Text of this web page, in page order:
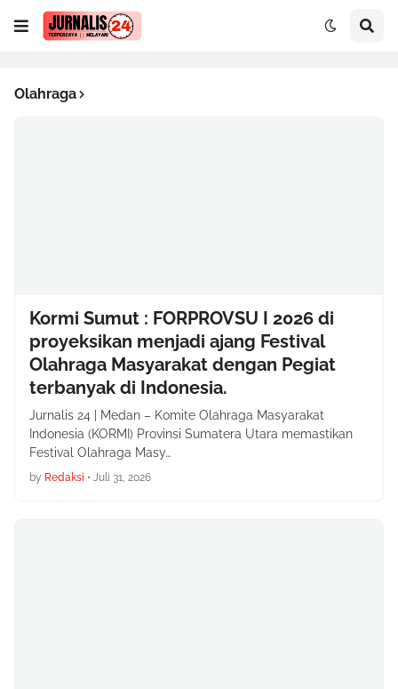
Olahraga
Kormi Sumut : FORPROVSU I 2026 di
proyeksikan menjadi ajang Festival
Olahraga Masyarakat dengan Pegiat
terbanyak di Indonesia.
Jurnalis 24 | Medan – Komite Olahraga Masyarakat
Indonesia (KORMI) Provinsi Sumatera Utara memastikan
Festival Olahraga Masy…
by Redaksi • Juli 31, 2026